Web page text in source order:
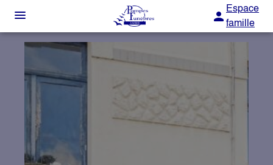
Espace
famille
NOS SERVICES
ORGANISER DES OBSÈQUES
MONUMENTS FUNÉRAIRES
NOTRE AGENCE
NOTRE CHAMBRE FUNERAIRE